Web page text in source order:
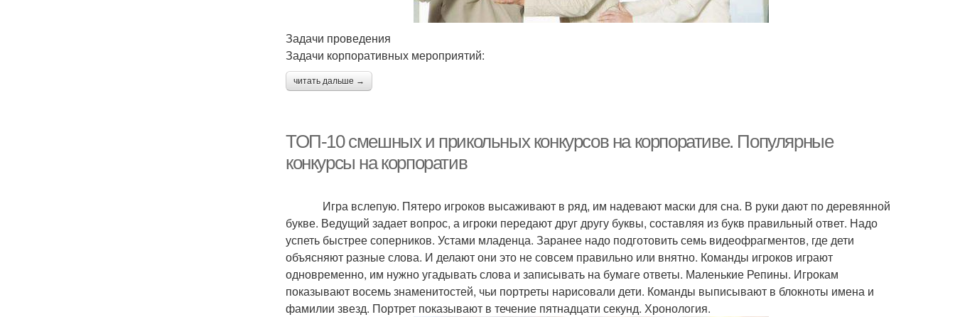
Задачи проведения
Задачи корпоративных мероприятий:
читать дальше →
ТОП-10 смешных и прикольных конкурсов на корпоративе. Популярные
конкурсы на корпоратив
Игра вслепую. Пятеро игроков высаживают в ряд, им надевают маски для сна. В руки дают по деревянной
букве. Ведущий задает вопрос, а игроки передают друг другу буквы, составляя из букв правильный ответ. Надо
успеть быстрее соперников. Устами младенца. Заранее надо подготовить семь видеофрагментов, где дети
объясняют разные слова. И делают они это не совсем правильно или внятно. Команды игроков играют
одновременно, им нужно угадывать слова и записывать на бумаге ответы. Маленькие Репины. Игрокам
показывают восемь знаменитостей, чьи портреты нарисовали дети. Команды выписывают в блокноты имена и
фамилии звезд. Портрет показывают в течение пятнадцати секунд. Хронология.